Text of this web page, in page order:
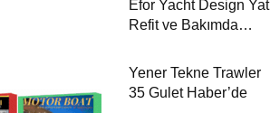
Efor Yacht Design Yat
Refit ve Bakımda
Yener Tekne Trawler
35 Gulet Haber’de